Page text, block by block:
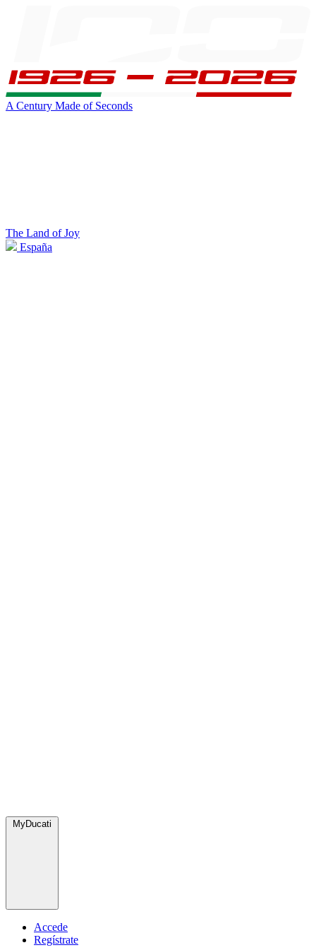
A Century Made of Seconds
The Land of Joy
España
MyDucati
Accede
Regístrate